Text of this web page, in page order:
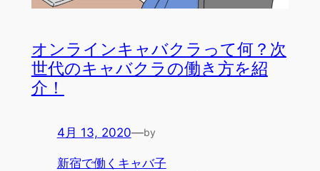
オンラインキャバクラって何？次
世代のキャバクラの働き方を紹
介！
4月 13, 2020—by
新宿で働くキャバ子